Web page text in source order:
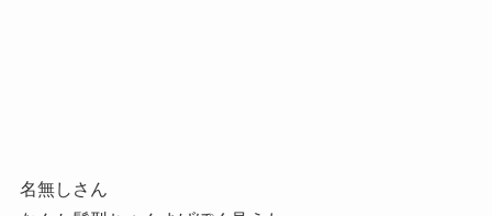
名無しさん